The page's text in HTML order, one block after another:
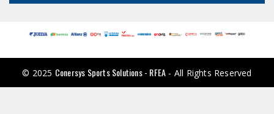
© 2025 Conersys Sports Solutions - RFEA - All Rights Reserved